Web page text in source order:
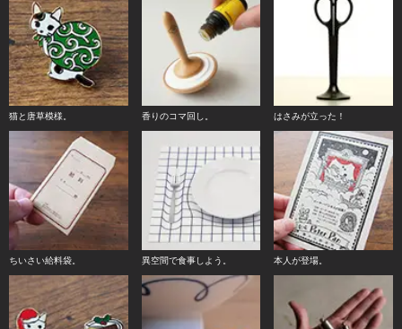
猫と唐草模様。 香りのコマ回し。 はさみが立った！
ちいさい給料袋。 異空間で食事しよう。 本人が登場。